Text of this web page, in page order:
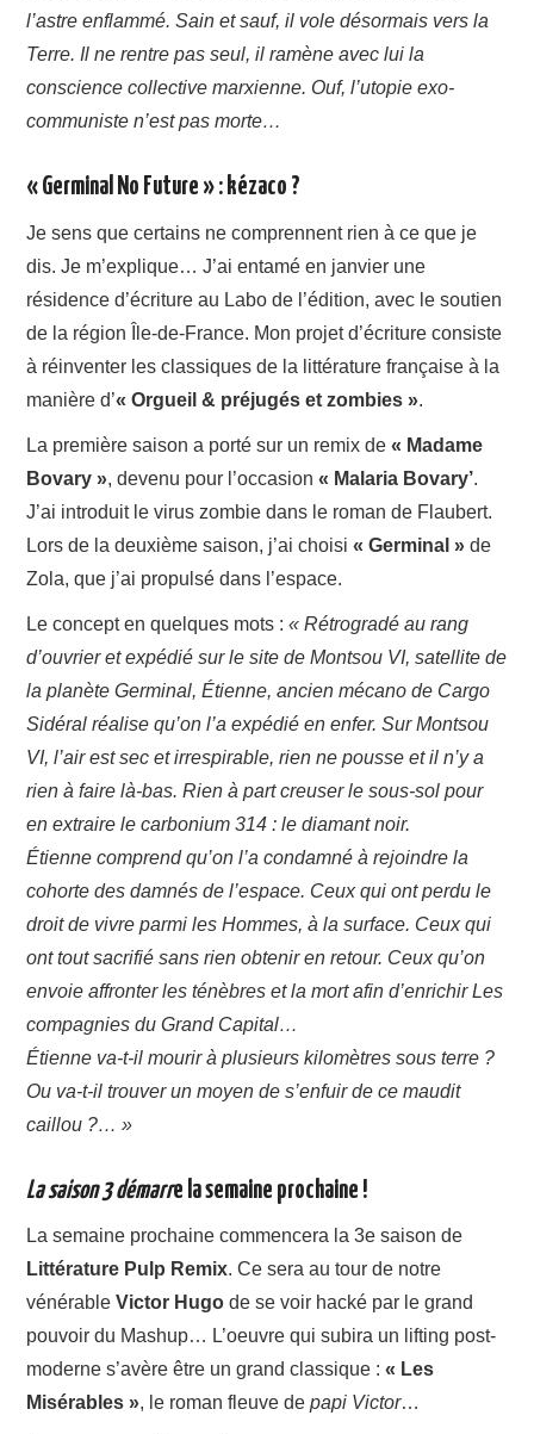
l’astre enflammé. Sain et sauf, il vole désormais vers la
Terre. Il ne rentre pas seul, il ramène avec lui la
conscience collective marxienne. Ouf, l’utopie exo-
communiste n’est pas morte…
« Germinal No Future » : kézaco ?
Je sens que certains ne comprennent rien à ce que je
dis. Je m’explique… J’ai entamé en janvier une
résidence d’écriture au Labo de l’édition, avec le soutien
de la région Île-de-France. Mon projet d’écriture consiste
à réinventer les classiques de la littérature française à la
manière d’« Orgueil & préjugés et zombies ».
La première saison a porté sur un remix de« Madame
Bovary », devenu pour l’occasion« Malaria Bovary’.
J’ai introduit le virus zombie dans le roman de Flaubert.
Lors de la deuxième saison, j’ai choisi« Germinal » de
Zola, que j’ai propulsé dans l’espace.
Le concept en quelques mots :« Rétrogradé au rang
d’ouvrier et expédié sur le site de Montsou VI, satellite de
la planète Germinal, Étienne, ancien mécano de Cargo
Sidéral réalise qu’on l’a expédié en enfer. Sur Montsou
VI, l’air est sec et irrespirable, rien ne pousse et il n’y a
rien à faire là-bas. Rien à part creuser le sous-sol pour
en extraire le carbonium 314 : le diamant noir.
Étienne comprend qu’on l’a condamné à rejoindre la
cohorte des damnés de l’espace. Ceux qui ont perdu le
droit de vivre parmi les Hommes, à la surface. Ceux qui
ont tout sacrifié sans rien obtenir en retour. Ceux qu’on
envoie affronter les ténèbres et la mort afin d’enrichir Les
compagnies du Grand Capital…
Étienne va-t-il mourir à plusieurs kilomètres sous terre ?
Ou va-t-il trouver un moyen de s’enfuir de ce maudit
caillou ?… »
La saison 3 démarre la semaine prochaine !
La semaine prochaine commencera la 3e saison de
Littérature Pulp Remix. Ce sera au tour de notre
vénérableVictor Hugo de se voir hacké par le grand
pouvoir du Mashup… L’oeuvre qui subira un lifting post-
moderne s’avère être un grand classique :« Les
Misérables », le roman fleuve depapi Victor…